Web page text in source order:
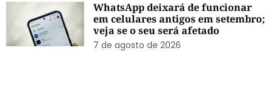
WhatsApp deixará de funcionar
em celulares antigos em setembro;
veja se o seu será afetado
7 de agosto de 2026